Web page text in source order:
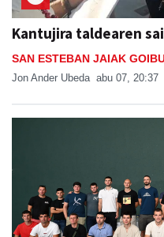
Kantujira taldearen
SAN ESTEBAN JAIAK
Jon Ander Ubeda abu 07, 20:37